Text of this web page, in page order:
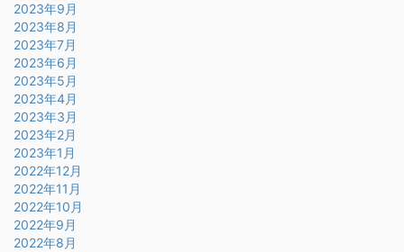
2023年9月
2023年8月
2023年7月
2023年6月
2023年5月
2023年4月
2023年3月
2023年2月
2023年1月
2022年12月
2022年11月
2022年10月
2022年9月
2022年8月